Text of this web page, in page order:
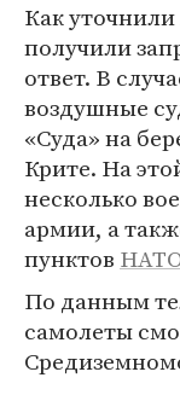
Как
получили
ответ. В
воздушные
«Суда» на
Крите. На
несколько
армии, а
пунктов
По данным
самолеты